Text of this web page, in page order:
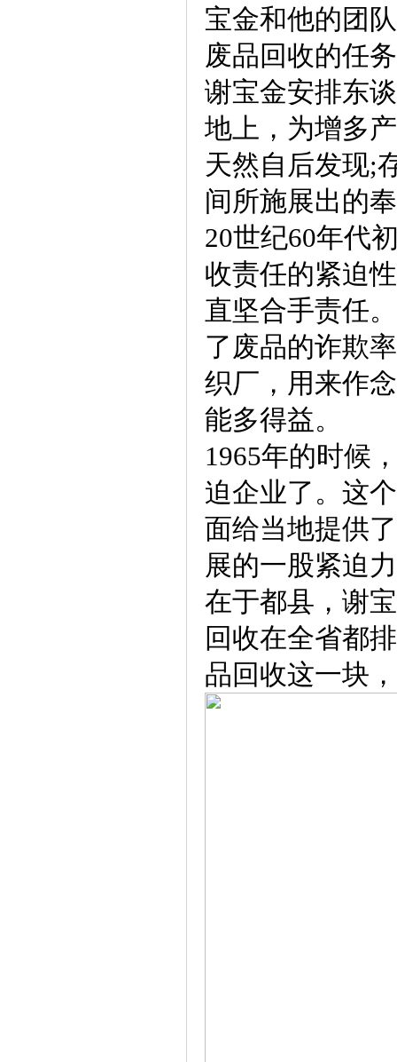
宝金和他的团
废品回收的任
谢宝金安排东
地上，为增多
天然自后发现;
间所施展出的
20世纪60年代
收责任的紧迫
直坚合手责任
了废品的诈欺
织厂，用来作
能多得益。
1965年的时候
迫企业了。这
面给当地提供
展的一股紧迫
在于都县，谢
回收在全省都
品回收这一块